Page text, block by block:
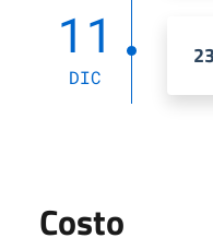
11
DIC
Costo